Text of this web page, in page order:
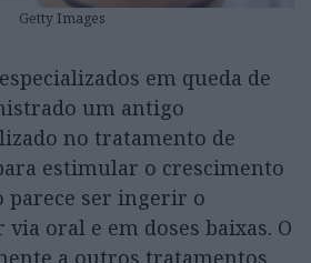
Getty Images
em queda de
um antigo
no tratamento de
estimular o crescimento
parece ser ingerir o
oral e em doses baixas. O
a outros tratamentos